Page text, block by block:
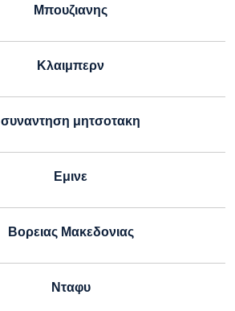
Μπουζιανης
Κλαιμπερν
συναντηση μητσοτακη
Εμινε
Βορειας Μακεδονιας
Νταφυ